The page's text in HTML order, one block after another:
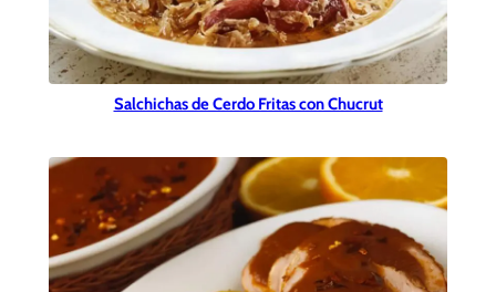
Salchichas de Cerdo Fritas con Chucrut